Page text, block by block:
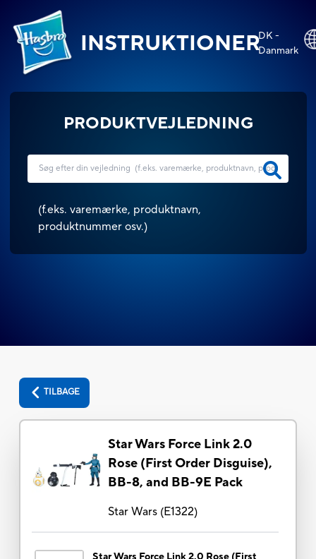
INSTRUKTIONERDK -
Danmark
PRODUKTVEJLEDNING
(f.eks. varemærke, produktnavn,
produktnummer osv.)
TILBAGE
Star Wars Force Link 2.0
Rose (First Order Disguise),
BB-8, and BB-9E Pack
Star Wars(E1322)